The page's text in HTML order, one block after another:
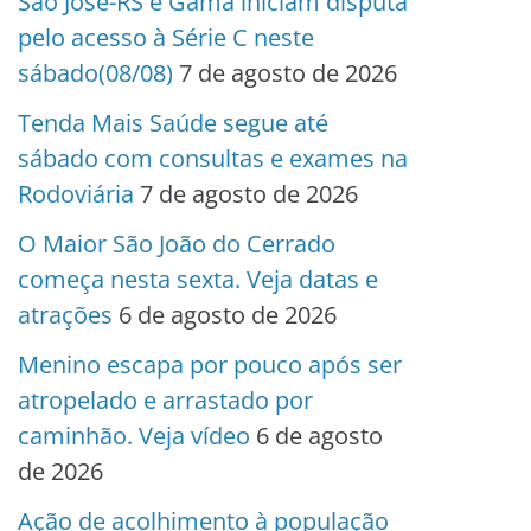
pelo acesso à Série C neste
sábado(08/08) 7 de agosto de 2026
Tenda Mais Saúde segue até
sábado com consultas e exames na
Rodoviária 7 de agosto de 2026
O Maior São João do Cerrado
começa nesta sexta. Veja datas e
atrações 6 de agosto de 2026
Menino escapa por pouco após ser
atropelado e arrastado por
caminhão. Veja vídeo 6 de agosto
de 2026
Ação de acolhimento à população